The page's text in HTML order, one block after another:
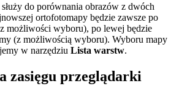
służy do porównania obrazów z dwóch
ortofotomapy będzie zawsze po
możliwości wyboru), po lewej będzie
(z możliwością wyboru). Wyboru mapy
w narzędziu Lista warstw.
zasięgu przeglądarki